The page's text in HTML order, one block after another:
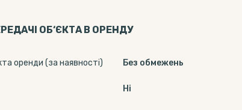
ОБ‘ЄКТА В ОРЕНДУ
оренди (за наявності) Без обмежень
Ні